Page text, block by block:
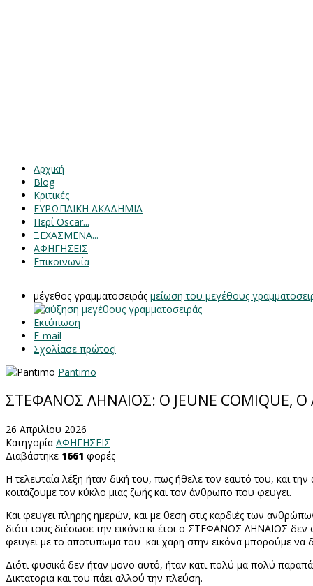
Αρχική
Blog
Κριτικές
ΕΥΡΩΠΑΙΚΗ ΑΚΑΔΗΜΙΑ
Περί Oscar...
ΞΕΧΑΣΜΕΝΑ...
ΑΦΗΓΗΣΕΙΣ
Επικοινωνία
μέγεθος γραμματοσειράς μείωση του μεγέθους
Εκτύπωση
E-mail
Σχολίασε πρώτος!
Pantimo
ΣΤΕΦΑΝΟΣ ΛΗΝΑΙΟΣ: Ο JEUNE
26 Απριλίου 2026
Κατηγορία ΑΦΗΓΗΣΕΙΣ
Διαβάστηκε 1661 φορές
Η τελευταία λέξη ήταν δική του, πως ήθελε τον εαυτό του, και
κοιτάζουμε τον κύκλο μιας ζωής και τον άνθρωπο που φευγει.
Και φευγει πληρης ημερών, και με θεση στις καρδιές των
διότι τους διέσωσε την εικόνα κι έτσι ο ΣΤΕΦΑΝΟΣ ΛΗΝΑΙΟΣ δεν
φευγει με το αποτυπωμα του και χαρη στην εικόνα μπορούμε
Διότι φυσικά δεν ήταν μονο αυτό, ήταν κατι πολύ μα πολύ
Δικτατορια και του πάει αλλού την πλεύση.